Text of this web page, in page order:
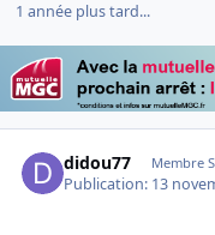
1 année plus tard...
didou77 Membre
Publication: 13